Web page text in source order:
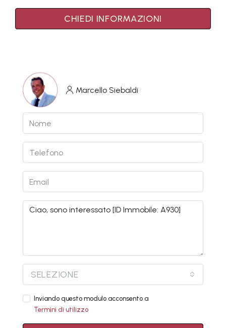
CHIEDI INFORMAZIONI
Marcello Siebaldi
SELEZIONE
Inviando questo modulo acconsento a
Termini di utilizzo